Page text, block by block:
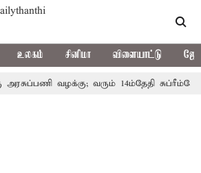
உலகம் சினிமா விளையாட்டு
வழக்கு; வரும் 14ம்தேதி